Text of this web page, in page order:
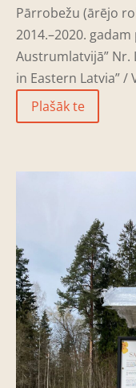
Pārrobežu (ārējo
2014.–2020.
Austrumlatvijā” Nr.
in Eastern Latvia” /
Plašāk te